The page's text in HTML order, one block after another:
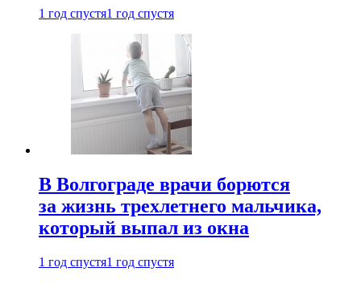
1 год спустя1 год спустя
В Волгограде врачи борются
за жизнь трехлетнего мальчика,
который выпал из окна
1 год спустя1 год спустя